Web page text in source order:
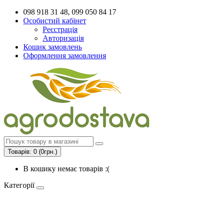
098 918 31 48, 099 050 84 17
Особистий кабінет
Реєстрація
Авторизація
Кошик замовлень
Оформлення замовлення
Товарів: 0 (0грн.)
В кошику немає товарів :(
Категорії